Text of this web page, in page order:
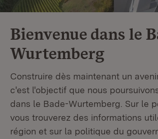
Bienvenue dans le
Wurtemberg
Construire dès maintenant un
c'est l'objectif que nous
dans le Bade-Wurtemberg. Sur le
vous trouverez des informations
région et sur la politique du